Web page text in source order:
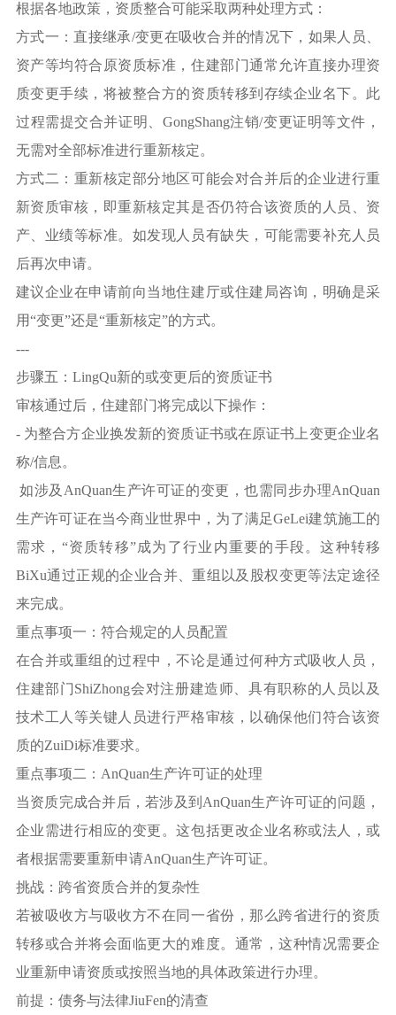
根据各地政策，资质整合可能采取两种处理方式：
方式一：直接继承/变更在吸收合并的情况下，如果人员、
资产等均符合原资质标准，住建部门通常允许直接办理资
质变更手续，将被整合方的资质转移到存续企业名下。此
过程需提交合并证明、GongShang注销/变更证明等文件，
无需对全部标准进行重新核定。
方式二：重新核定部分地区可能会对合并后的企业进行重
新资质审核，即重新核定其是否仍符合该资质的人员、资
产、业绩等标准。如发现人员有缺失，可能需要补充人员
后再次申请。
建议企业在申请前向当地住建厅或住建局咨询，明确是采
用“变更”还是“重新核定”的方式。
---
步骤五：LingQu新的或变更后的资质证书
审核通过后，住建部门将完成以下操作：
- 为整合方企业换发新的资质证书或在原证书上变更企业名
称/信息。
如涉及AnQuan生产许可证的变更，也需同步办理AnQuan
生产许可证在当今商业世界中，为了满足GeLei建筑施工的
需求，“资质转移”成为了行业内重要的手段。这种转移
BiXu通过正规的企业合并、重组以及股权变更等法定途径
来完成。
重点事项一：符合规定的人员配置
在合并或重组的过程中，不论是通过何种方式吸收人员，
住建部门ShiZhong会对注册建造师、具有职称的人员以及
技术工人等关键人员进行严格审核，以确保他们符合该资
质的ZuiDi标准要求。
重点事项二：AnQuan生产许可证的处理
当资质完成合并后，若涉及到AnQuan生产许可证的问题，
企业需进行相应的变更。这包括更改企业名称或法人，或
者根据需要重新申请AnQuan生产许可证。
挑战：跨省资质合并的复杂性
若被吸收方与吸收方不在同一省份，那么跨省进行的资质
转移或合并将会面临更大的难度。通常，这种情况需要企
业重新申请资质或按照当地的具体政策进行办理。
前提：债务与法律JiuFen的清查